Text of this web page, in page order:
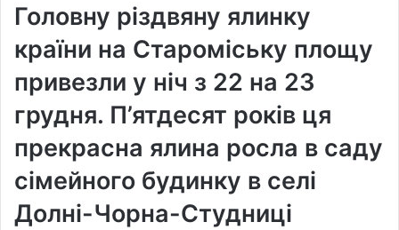
Головну різдвяну ялинку
країни на Староміську площу
привезли у ніч з 22 на 23
грудня. П’ятдесят років ця
прекрасна ялина росла в саду
сімейного будинку в селі
Долні-Чорна-Студниці